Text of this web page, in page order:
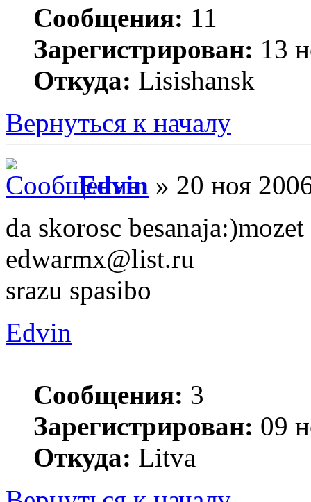
Сообщения: 11
Зарегистрирован: 13
Откуда: Lisishansk
Вернуться к началу
Edvin » 20 ноя
da skorosc
edwarmx@list.ru
srazu spasibo
Edvin
Сообщения: 3
Зарегистрирован: 09
Откуда: Litva